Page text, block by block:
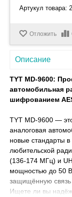
Артукул товара:
Отложить
Описание
TYT MD-9600:
автомобильная
шифрованием
TYT MD-9600 —
аналоговая
новые стандарты
любительской
(136-174 МГц) и
мощностью до 50
защищённую связь
Ищете ли вы